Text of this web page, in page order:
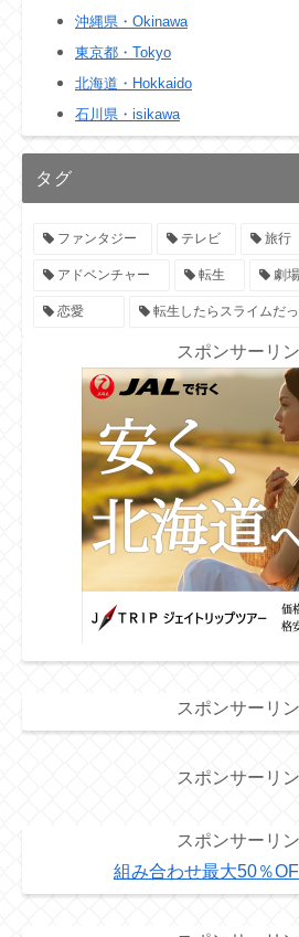
沖縄県・Okinawa
東京都・Tokyo
北海道・Hokkaido
石川県・isikawa
タグ
ファンタジー テレビ 旅行
アドベンチャー 転生 劇
恋愛 転生したらスライムだ
スポンサーリ
スポンサーリ
スポンサーリ
スポンサーリ
組み合わせ最大50％